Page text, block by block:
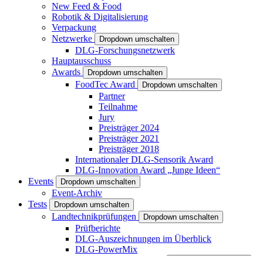
New Feed & Food
Robotik & Digitalisierung
Verpackung
Netzwerke
Dropdown umschalten
DLG-Forschungsnetzwerk
Hauptausschuss
Awards
Dropdown umschalten
FoodTec Award Dropdown umschalten
Partner
Teilnahme
Jury
Preisträger 2024
Preisträger 2021
Preisträger 2018
Internationaler DLG-Sensorik Award
DLG-Innovation Award „Junge Ideen“
Events
Dropdown umschalten
Event-Archiv
Tests
Dropdown umschalten
Landtechnikprüfungen Dropdown umschalten
Prüfberichte
DLG-Auszeichnungen im Überblick
DLG-PowerMix